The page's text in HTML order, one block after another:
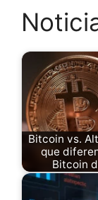
Bitcoin vs.
que
Bitcoin